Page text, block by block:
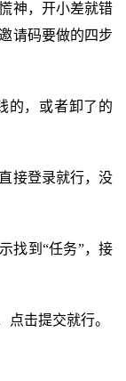
神，开小差就错
请码要做的四步
的，或者卸了的
接登录就行，没
找到“任务”，接
点击提交就行。